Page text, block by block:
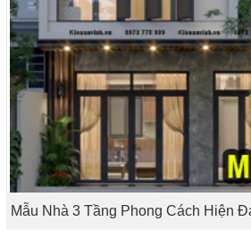
Mẫu Nhà 3 Tầng Phong Cách Hiện